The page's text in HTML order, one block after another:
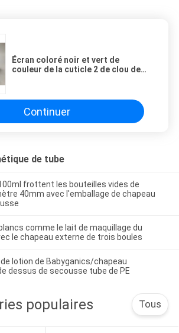
Écran coloré noir et vert de
couleur de la cuticle 2 de clou de
50g de dessus de secousse de
bande d'or
Continuer
de tube
frottent les bouteilles vides de
40mm avec l'emballage de chapeau
comme le lait de maquillage du
le chapeau externe de trois boules
lotion de Babyganics/chapeau
dessus de secousse tube de PE
populaires Tous